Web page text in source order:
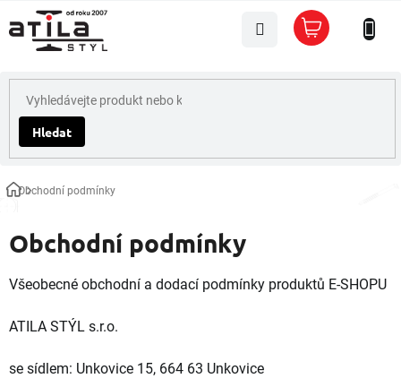
na
obsah
Hledat
Nákupní
košík
DomůObchodní podmínky
Obchodní podmínky
Všeobecné obchodní a dodací podmínky produktů E-SHOPU
ATILA STÝL s.r.o.
se sídlem: Unkovice 15, 664 63 Unkovice